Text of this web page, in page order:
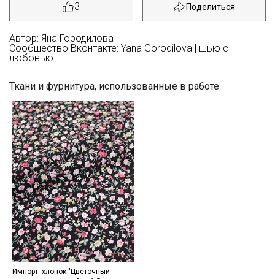
3
Автор: Яна Городилова
Сообщество Вконтакте: Yana Gorodilova | шью с
любовью
Ткани и фурнитура, использованные в работе
Импорт. хлопок "Цветочный
Секретная рассылка от Купава
Мы публикуем здесь дополнительные